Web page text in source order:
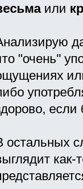
или
"очень"
остальных
как-